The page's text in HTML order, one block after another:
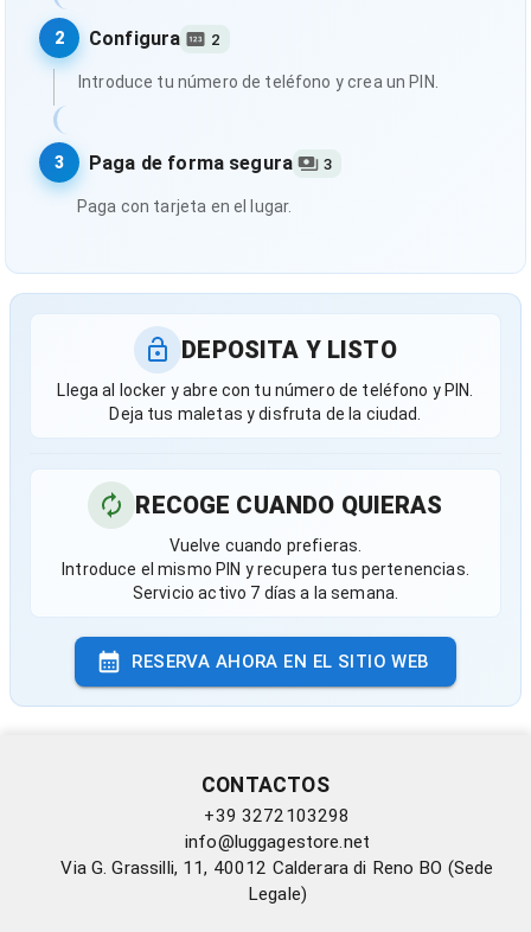
2 Configura 2
Introduce tu número de teléfono y crea un PIN.
3 Paga de forma segura 3
Paga con tarjeta en el lugar.
DEPOSITA Y LISTO
Llega al locker y abre con tu número de teléfono y PIN.
Deja tus maletas y disfruta de la ciudad.
RECOGE CUANDO QUIERAS
Vuelve cuando prefieras.
Introduce el mismo PIN y recupera tus pertenencias.
Servicio activo 7 días a la semana.
RESERVA AHORA EN EL SITIO WEB
CONTACTOS
+39 3272103298
info@luggagestore.net
Via G. Grassilli, 11, 40012 Calderara di Reno BO (Sede
Legale)